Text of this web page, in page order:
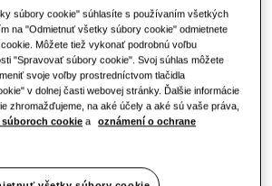
súbory cookie" súhlasíte s používaním všetkých
na "Odmietnuť všetky súbory cookie" odmietnete
Môžete tiež vykonať podrobnú voľbu
"Spravovať súbory cookie". Svoj súhlas môžete
svoje voľby prostredníctvom tlačidla
v dolnej časti webovej stránky. Ďalšie informácie
zhromažďujeme, na aké účely a aké sú vaše práva,
cookie a
oznámení o ochrane